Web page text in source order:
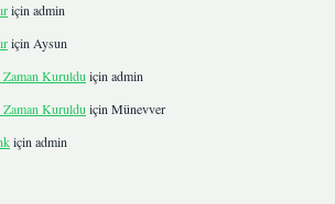
için admin
için Aysun
Kuruldu için admin
Kuruldu için Münevver
için admin